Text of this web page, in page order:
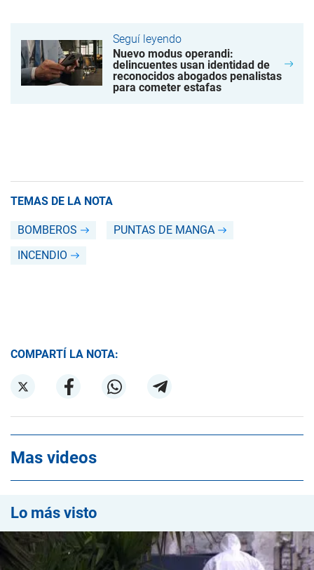
Seguí leyendo
Nuevo modus operandi:
delincuentes usan identidad de
reconocidos abogados penalistas
para cometer estafas
TEMAS DE LA NOTA
BOMBEROS
PUNTAS DE MANGA
INCENDIO
COMPARTÍ LA NOTA:
Mas videos
Lo más visto